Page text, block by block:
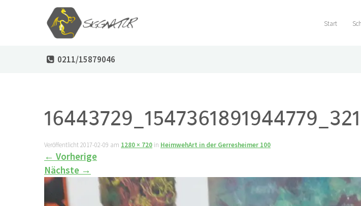
Start
0211/15879046
Veröffentlicht2017-02-09 am 1280 × 720 in HeimwehArt in der Gerresheimer 100
← Vorherige
Nächste →